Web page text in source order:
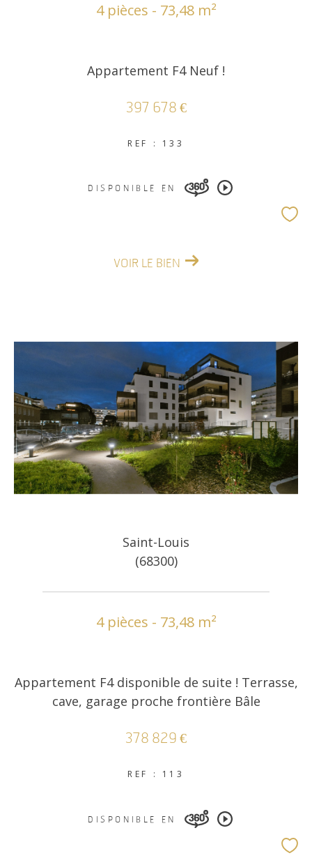
4 pièces - 73,48 m²
Appartement F4 Neuf !
397 678 €
REF : 133
DISPONIBLE EN
VOIR LE BIEN
Saint-Louis
(68300)
4 pièces - 73,48 m²
Appartement F4 disponible de suite ! Terrasse,
cave, garage proche frontière Bâle
378 829 €
REF : 113
DISPONIBLE EN